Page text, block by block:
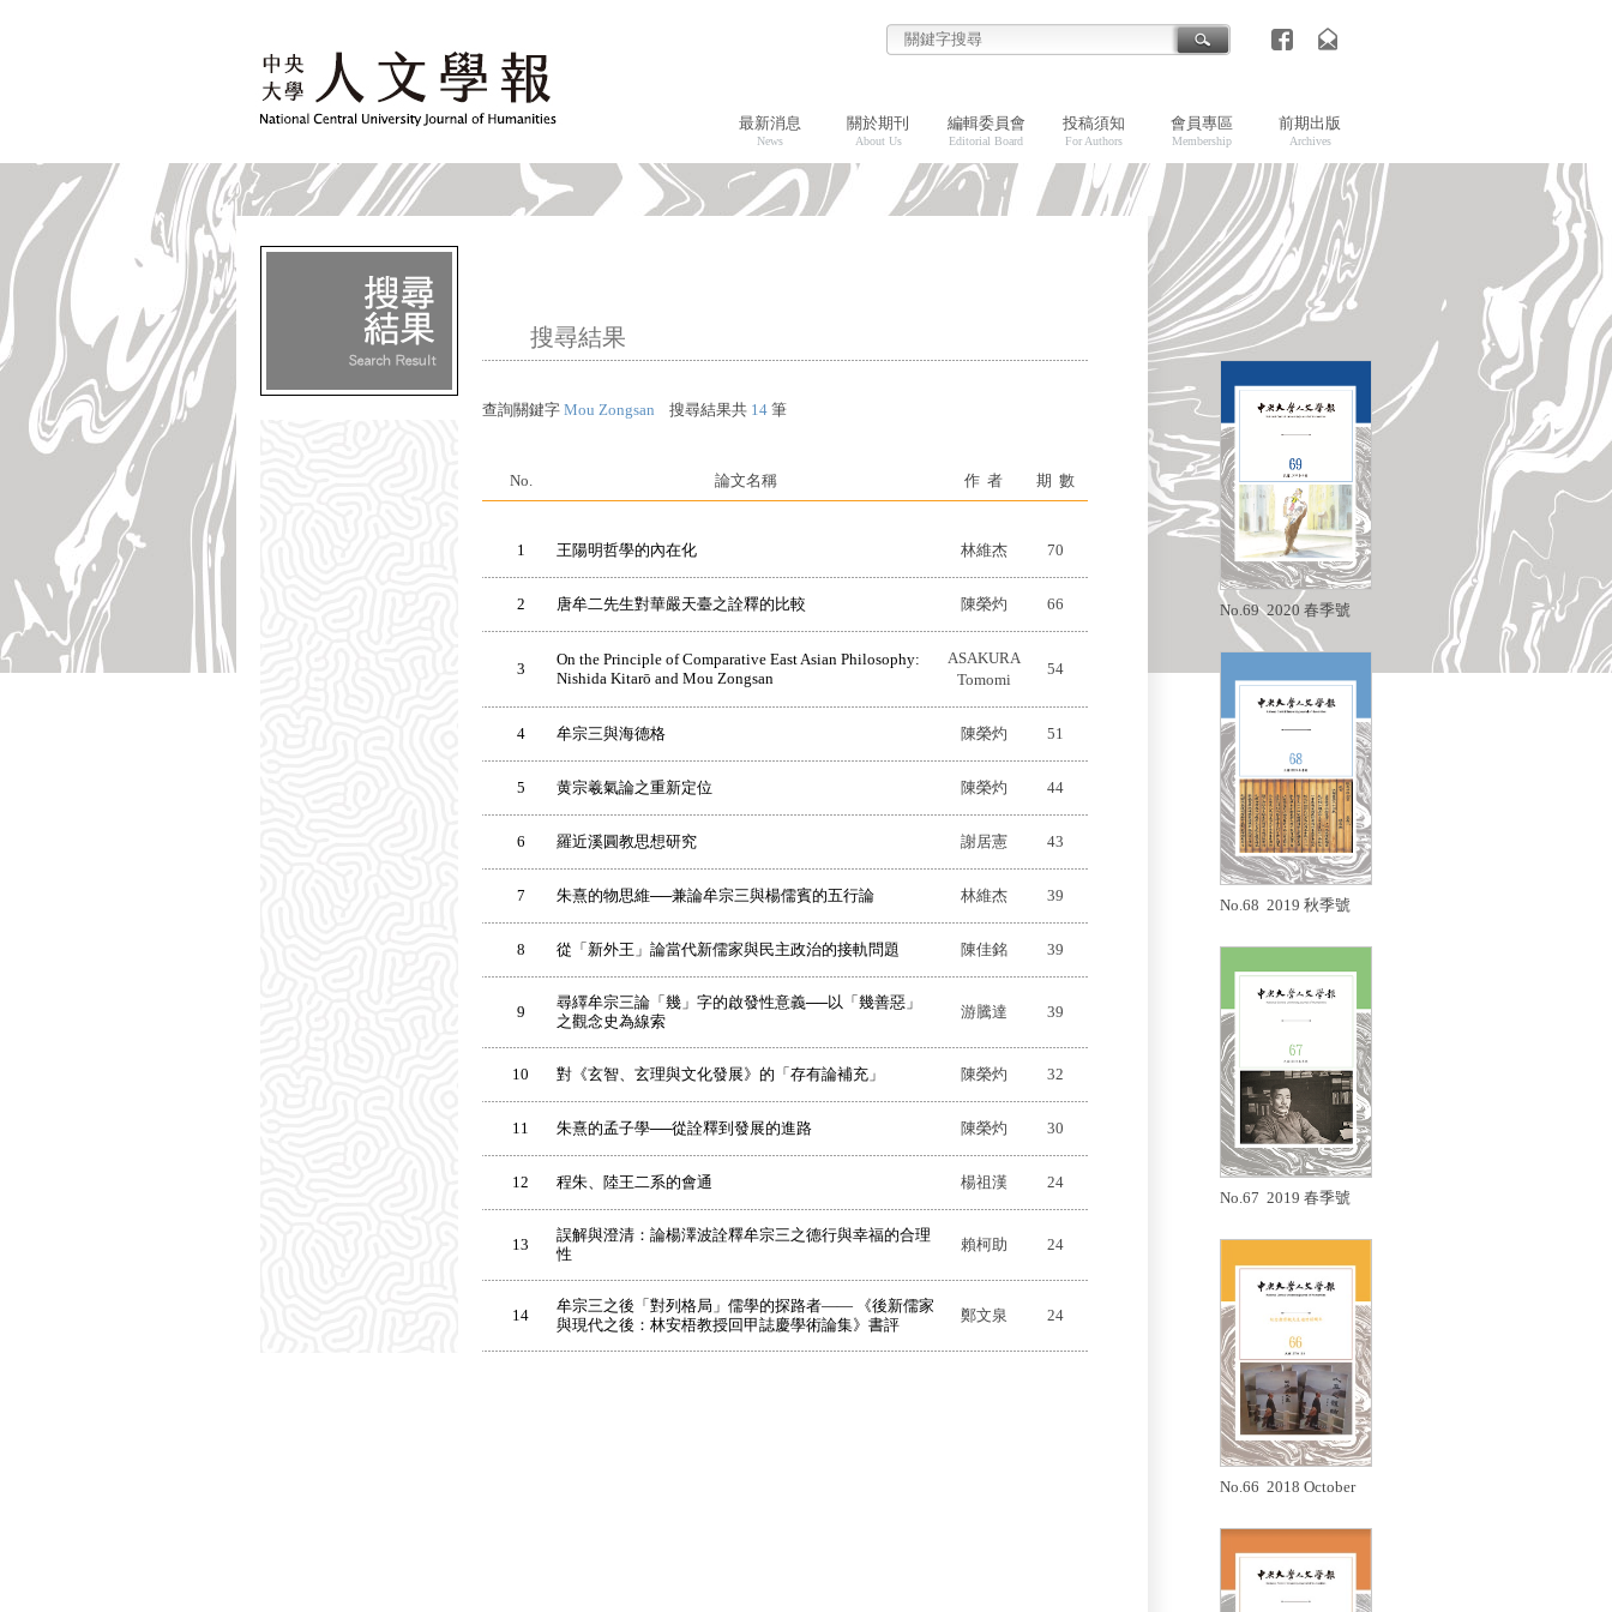
最新消息
News
關於期刊
About Us
編輯委員會
Editorial Board
投稿須知
For Authors
會員專區
Membership
前期出版
Archives
搜尋結果
查詢關鍵字 Mou Zongsan 搜尋結果共 14 筆
No. 論文名稱 作 者 期 數
1 王陽明哲學的內在化 林維杰 70
2 唐牟二先生對華嚴天臺之詮釋的比較 陳榮灼 66
3
On the Principle of Comparative East Asian Philosophy:
Nishida Kitarō and Mou Zongsan
ASAKURA
Tomomi
54
4 牟宗三與海德格 陳榮灼 51
5 黄宗羲氣論之重新定位 陳榮灼 44
6 羅近溪圓教思想研究 謝居憲 43
7 朱熹的物思維──兼論牟宗三與楊儒賓的五行論 林維杰 39
8 從「新外王」論當代新儒家與民主政治的接軌問題 陳佳銘 39
9
尋繹牟宗三論「幾」字的啟發性意義──以「幾善惡」
之觀念史為線索
游騰達 39
10 對《玄智、玄理與文化發展》的「存有論補充」 陳榮灼 32
11 朱熹的孟子學──從詮釋到發展的進路 陳榮灼 30
12 程朱、陸王二系的會通 楊祖漢 24
13
誤解與澄清：論楊澤波詮釋牟宗三之德行與幸福的合理
性
賴柯助 24
14
牟宗三之後「對列格局」儒學的探路者—— 《後新儒家
與現代之後：林安梧教授回甲誌慶學術論集》書評
鄭文泉 24
No.69 2020 春季號
No.68 2019 秋季號
No.67 2019 春季號
No.66 2018 October